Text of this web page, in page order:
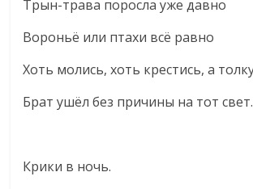
Трын-трава поросла уже давно
Вороньё или птахи всё равно
Хоть молись, хоть крестись, а
Брат ушёл без причины на тот свет.
Крики в ночь.